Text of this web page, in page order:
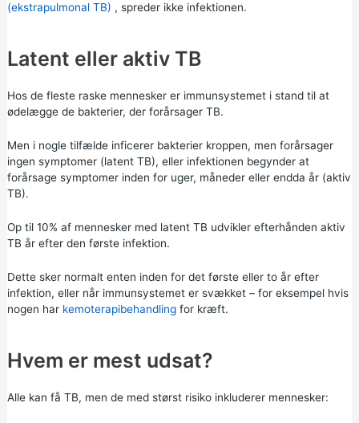
(ekstrapulmonal TB) , spreder ikke infektionen.
Latent eller aktiv TB
Hos de fleste raske mennesker er immunsystemet i stand til at
ødelægge de bakterier, der forårsager TB.
Men i nogle tilfælde inficerer bakterier kroppen, men forårsager
ingen symptomer (latent TB), eller infektionen begynder at
forårsage symptomer inden for uger, måneder eller endda år (aktiv
TB).
Op til 10% af mennesker med latent TB udvikler efterhånden aktiv
TB år efter den første infektion.
Dette sker normalt enten inden for det første eller to år efter
infektion, eller når immunsystemet er svækket – for eksempel hvis
nogen har kemoterapibehandlingfor kræft.
Hvem er mest udsat?
Alle kan få TB, men de med størst risiko inkluderer mennesker: